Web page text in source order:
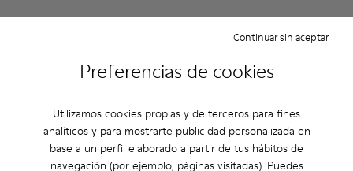
Preferencias de cookies
Utilizamos cookies propias y de terceros para fines
analíticos y para mostrarte publicidad personalizada en
base a un perfil elaborado a partir de tus hábitos de
navegación (por ejemplo, páginas visitadas). Puedes
Continuar sin aceptar
-30%
Añadir
130 € -20%
Añadir